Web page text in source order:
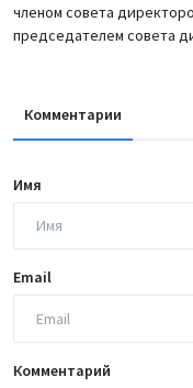
членом совета
председателем совета
Комментарии
Имя
Email
Комментарий